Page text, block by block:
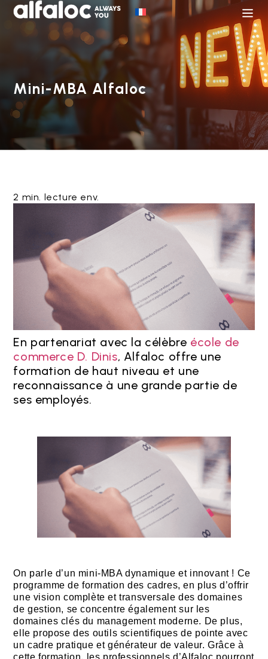
Mini-MBA Alfaloc
2 min. lecture env.
En partenariat avec la célèbre école de
commerce D. Dinis, Alfaloc offre une
formation de haut niveau et une
reconnaissance à une grande partie de
ses employés.
On parle d’un mini-MBA dynamique et innovant ! Ce
programme de formation des cadres, en plus d’offrir
une vision complète et transversale des domaines
de gestion, se concentre également sur les
domaines clés du management moderne. De plus,
elle propose des outils scientifiques de pointe avec
un cadre pratique et générateur de valeur. Grâce à